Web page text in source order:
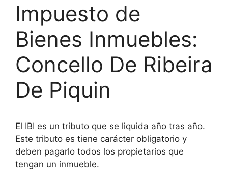
Impuesto de
Bienes Inmuebles:
Concello De Ribeira
De Piquin
El IBI es un tributo que se liquida año tras año.
Este tributo es tiene carácter obligatorio y
deben pagarlo todos los propietarios que
tengan un inmueble.